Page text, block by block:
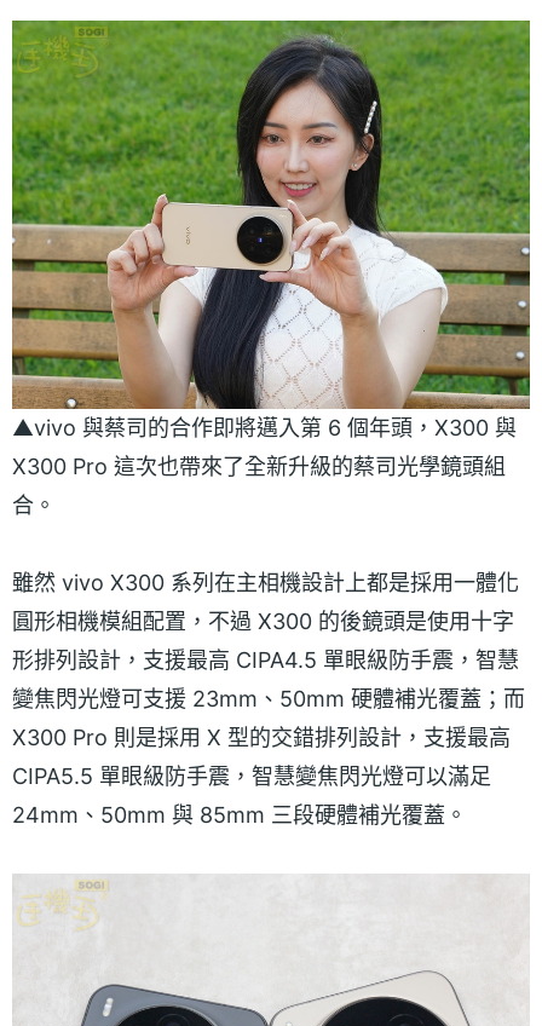
▲vivo 與蔡司的合作即將邁入第 6 個年頭，X300 與
X300 Pro 這次也帶來了全新升級的蔡司光學鏡頭組
合。
雖然 vivo X300 系列在主相機設計上都是採用一體化
圓形相機模組配置，不過 X300 的後鏡頭是使用十字
形排列設計，支援最高 CIPA4.5 單眼級防手震，智慧
變焦閃光燈可支援 23mm、50mm 硬體補光覆蓋；而
X300 Pro 則是採用 X 型的交錯排列設計，支援最高
CIPA5.5 單眼級防手震，智慧變焦閃光燈可以滿足
24mm、50mm 與 85mm 三段硬體補光覆蓋。